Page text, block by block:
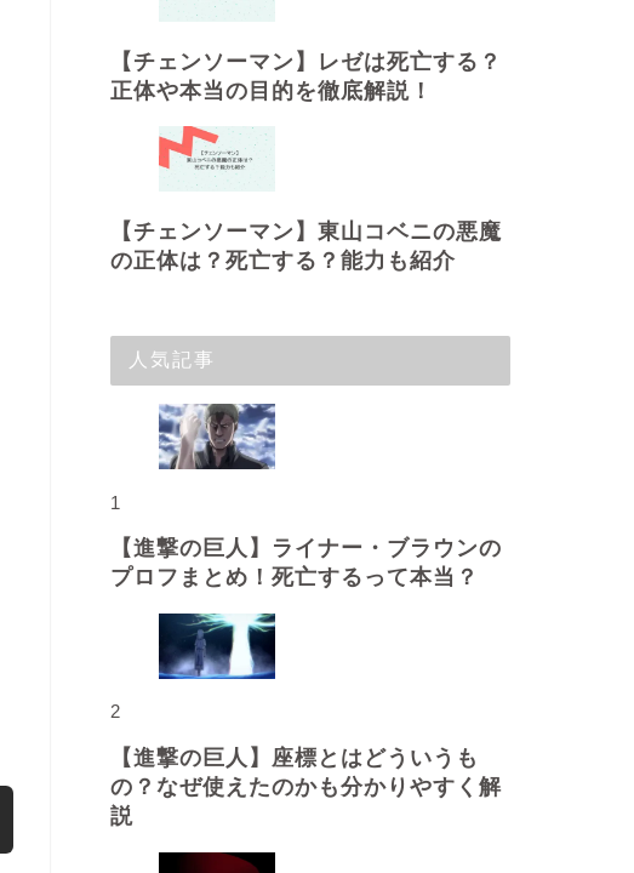
【チェンソーマン】レゼは死亡する？
正体や本当の目的を徹底解説！
【チェンソーマン】東山コベニの悪魔
の正体は？死亡する？能力も紹介
人気記事
1
【進撃の巨人】ライナー・ブラウンの
プロフまとめ！死亡するって本当？
2
【進撃の巨人】座標とはどういうも
の？なぜ使えたのかも分かりやすく解
説